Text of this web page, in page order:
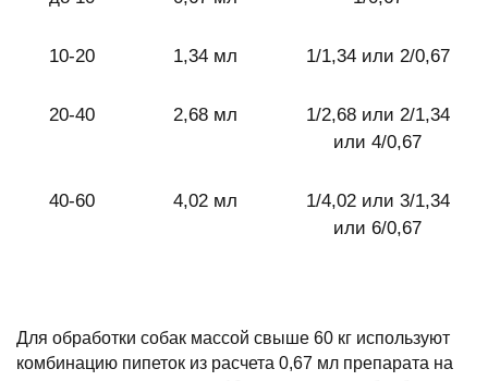
10-20 1,34 мл 1/1,34 или 2/0,67
20-40 2,68 мл
1/2,68 или 2/1,34
или 4/0,67
40-60 4,02 мл
1/4,02 или 3/1,34
или 6/0,67
Для обработки собак массой свыше 60 кг используют
комбинацию пипеток из расчета 0,67 мл препарата на